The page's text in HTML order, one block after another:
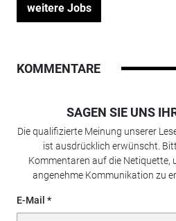
weitere Jobs
KOMMENTARE
SAGEN SIE UNS
Die qualifizierte Meinung unserer
ist ausdrücklich erwünscht.
Kommentaren auf die Netiquette,
angenehme Kommunikation zu
E-Mail